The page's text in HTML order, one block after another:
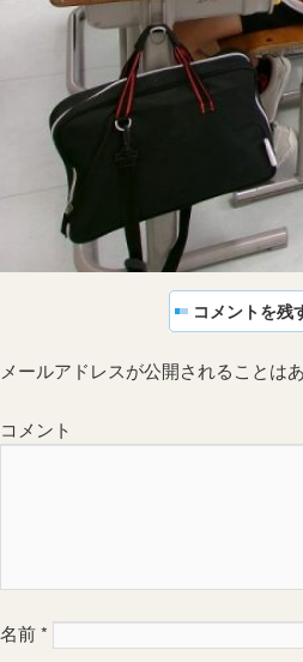
コメントを残
メールアドレスが公開されることはあ
コメント
名前*